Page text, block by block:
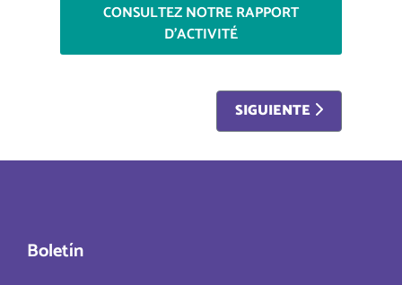
CONSULTEZ NOTRE RAPPORT
D'ACTIVITÉ
ARTÍCULO SIGUIENTE:
SIGUIENTE
Boletín